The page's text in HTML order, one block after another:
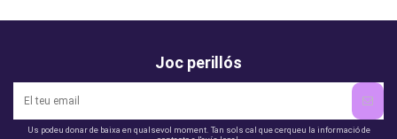
Joc perillós
Us podeu donar de baixa en qualsevol moment. Tan sols cal que cerqueu la informació de